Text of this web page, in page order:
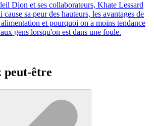
Dion et ses collaborateurs, Khate Lessard
cause sa peur des hauteurs, les avantages de
et pourquoi on a moins tendance
gens lorsqu'on est dans une foule.
peut-être